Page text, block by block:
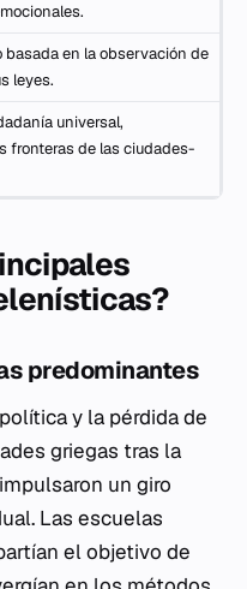
basada en la observación de
leyes.
universal,
fronteras de las ciudades-
predominantes
y la pérdida de
griegas tras la
un giro
Las escuelas
el objetivo de